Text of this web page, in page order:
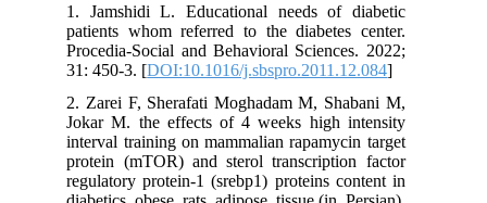
1. Jamshidi L. Educational needs of
patients whom referred to the
Procedia-Social and Behavioral
31: 450-3. [DOI:10.1016/
2. Zarei F, Sherafati Moghadam M,
Jokar M. the effects of 4 weeks high
interval training on mammalian
protein (mTOR) and sterol
regulatory protein-1 (srebp1) proteins